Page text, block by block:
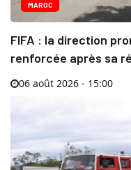
MAROC
FIFA : la direction
renforcée après sa
06 août 2026 - 15:00